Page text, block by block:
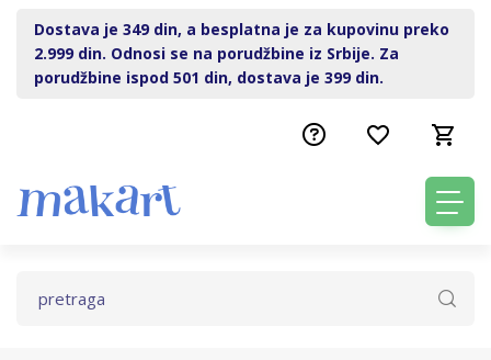
Dostava je 349 din, a besplatna je za kupovinu preko
2.999 din. Odnosi se na porudžbine iz Srbije. Za
porudžbine ispod 501 din, dostava je 399 din.